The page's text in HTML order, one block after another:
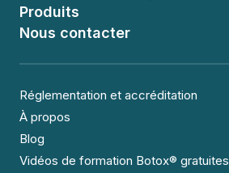
Produits
Nous contacter
Réglementation et accréditation
À propos
Blog
Vidéos de formation Botox® gratuites